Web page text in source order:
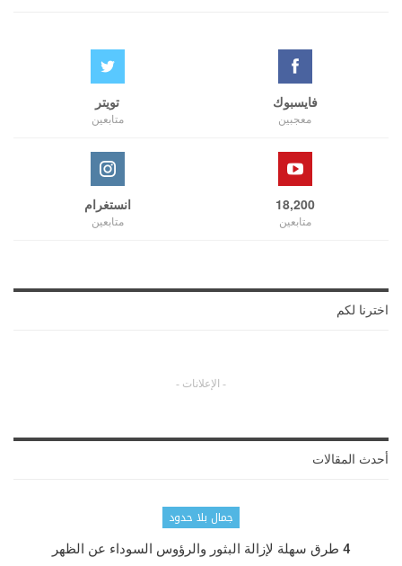
فايسبوك
معجبين
تويتر
متابعين
18,200
متابعين
انستغرام
متابعين
اخترنا لكم
- الإعلانات -
أحدث المقالات
جمال بلا حدود
4 طرق سهلة لإزالة البثور والرؤوس السوداء عن الظهر